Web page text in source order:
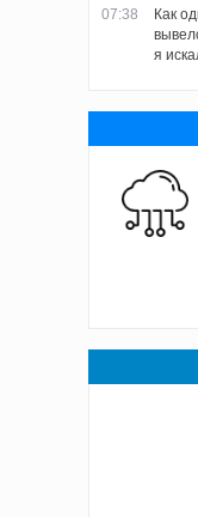
07:38
Как
я